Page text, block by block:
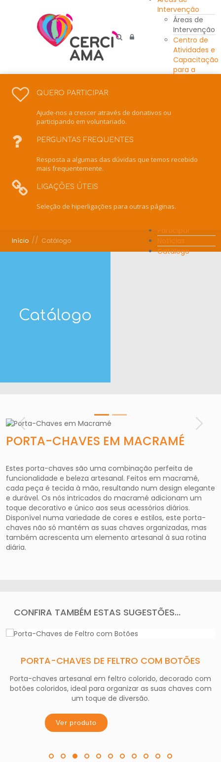
Intervenção
Áreas de
Intervenção
Centro de
Atividades e
Capacitação
para a
Centro de
Apoio
Participar
Notícias
Catálogo
QUERO PARTICIPAR
Ajude-nos a crescer através de donativos ou
participando em voluntariado.
PERGUNTAS FREQUENTES
Resposta a algumas das dúvidas que temos recebido
mais frequentemente.
LIGAÇÕES ÚTEIS
Seleção de hiperligações para outras páginas.
Início // Catálogo
Catálogo
Anterior
PORTA-CHAVES EM MACRAMÉ
Estes porta-chaves são uma combinação perfeita de
funcionalidade e beleza artesanal. Feitos em macramé,
cada peça é tecida à mão, resultando num design elegante
e durável. Os nós intricados do macramé adicionam um
toque decorativo e único aos seus acessórios diários.
Disponível numa variedade de cores e estilos, este porta-
chaves não só mantém as suas chaves organizadas, mas
também acrescenta um elemento artesanal à sua rotina
diária.
CONFIRA TAMBÉM ESTAS SUGESTÕES...
PORTA-CHAVES DE FELTRO COM BOTÕES
Porta-chaves artesanal em feltro colorido, decorado com
botões coloridos, ideal para organizar as suas chaves com
um toque de diversão.
Ver produto